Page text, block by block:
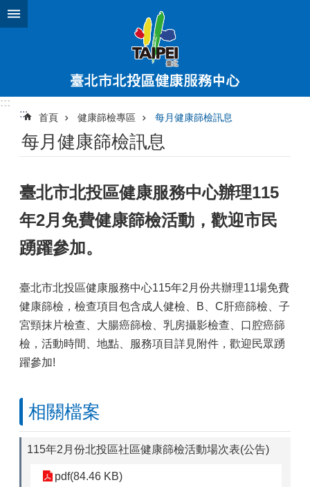
跳到主要內容區塊
:::
:::
首頁 健康篩檢專區 每月健康篩檢訊息
每月健康篩檢訊息
臺北市北投區健康服務中心辦理115
年2月免費健康篩檢活動，歡迎市民
踴躍參加。
臺北市北投區健康服務中心115年2月份共辦理11場免費
健康篩檢，檢查項目包含成人健檢、B、C肝癌篩檢、子
宮頸抹片檢查、大腸癌篩檢、乳房攝影檢查、口腔癌篩
檢，活動時間、地點、服務項目詳見附件，歡迎民眾踴
躍參加!
相關檔案
115年2月份北投區社區健康篩檢活動場次表(公告)
pdf(84.46 KB)